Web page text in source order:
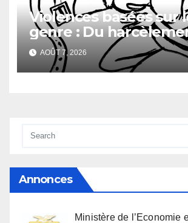
Violences basées sur
genre : Du
sexuel
AOÛT 7, 2026
Annonces
Ministère de l’Economie